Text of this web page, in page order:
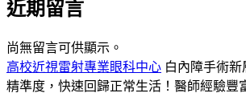
近期留言
尚無留言可供顯示。
高校近視雷射專業眼科中心 白內障手術新
精準度，快速回歸正常生活！醫師經驗豐